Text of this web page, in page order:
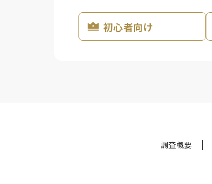
初心者向け
調査概要